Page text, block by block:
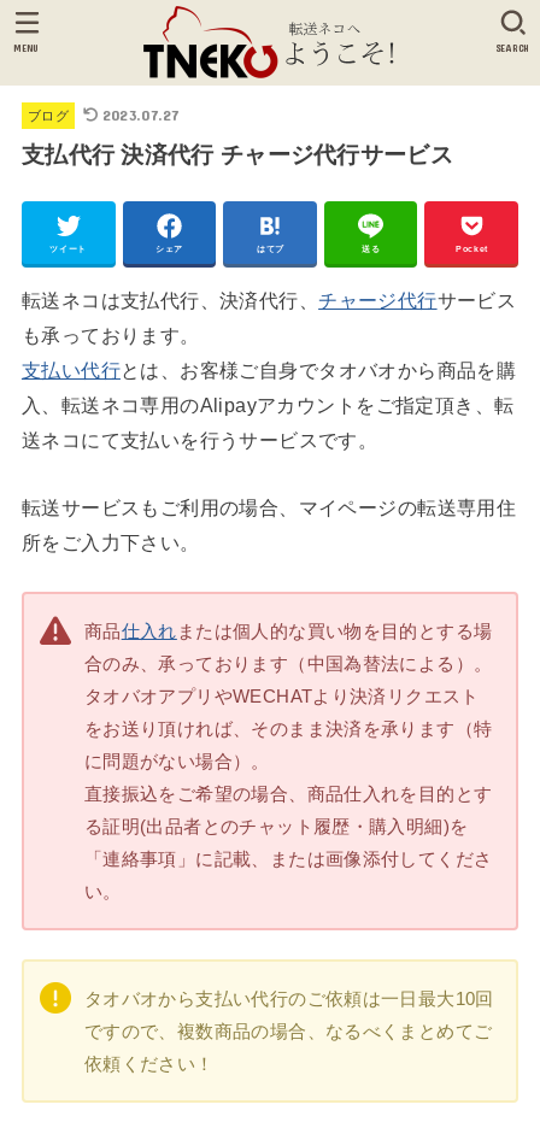
SEARCH
MENU
ブログ 2023.07.27
支払代行 決済代行 チャージ代行サービス
ツイート シェア はてブ 送る Pocket
転送ネコは支払代行、決済代行、チャージ代行サービス
も承っております。
支払い代行とは、お客様ご自身でタオバオから商品を購
入、転送ネコ専用のAlipayアカウントをご指定頂き、転
送ネコにて支払いを行うサービスです。
転送サービスもご利用の場合、マイページの転送専用住
所をご入力下さい。
商品仕入れ または個人的な買い物を目的とする場
合のみ、承っております（中国為替法による）。
タオバオアプリやWECHATより決済リクエスト
をお送り頂ければ、そのまま決済を承ります（特
に問題がない場合）。
直接振込をご希望の場合、商品仕入れを目的とす
る証明(出品者とのチャット履歴・購入明細)を
「連絡事項」に記載、または画像添付してくださ
い。
タオバオから支払い代行のご依頼は一日最大10回
ですので、複数商品の場合、なるべくまとめてご
依頼ください！